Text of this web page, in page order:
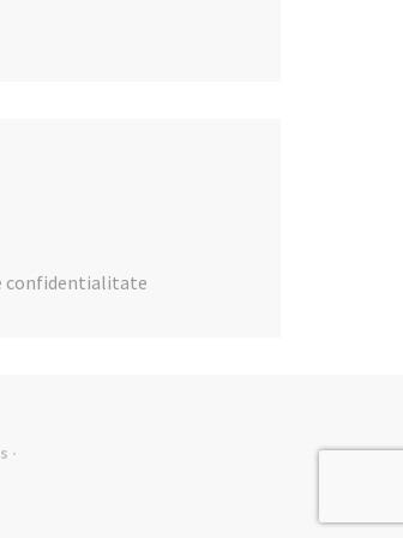
confidentialitate
·